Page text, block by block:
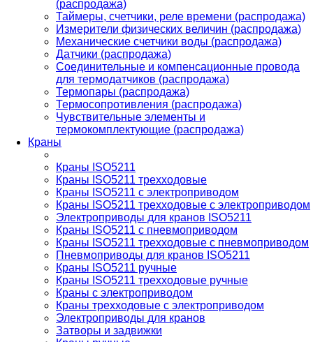
(распродажа)
Таймеры, счетчики, реле времени (распродажа)
Измерители физических величин (распродажа)
Механические счетчики воды (распродажа)
Датчики (распродажа)
Соединительные и компенсационные провода
для термодатчиков (распродажа)
Термопары (распродажа)
Термосопротивления (распродажа)
Чувствительные элементы и
термокомплектующие (распродажа)
Краны
Краны ISO5211
Краны ISO5211 трехходовые
Краны ISO5211 с электроприводом
Краны ISO5211 трехходовые с электроприводом
Электроприводы для кранов ISO5211
Краны ISO5211 с пневмоприводом
Краны ISO5211 трехходовые с пневмоприводом
Пневмоприводы для кранов ISO5211
Краны ISO5211 ручные
Краны ISO5211 трехходовые ручные
Краны с электроприводом
Краны трехходовые с электроприводом
Электроприводы для кранов
Затворы и задвижки